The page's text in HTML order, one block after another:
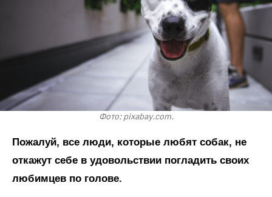
Фото: pixabay.com.
Пожалуй, все люди, которые любят собак, не
откажут себе в удовольствии погладить своих
любимцев по голове.